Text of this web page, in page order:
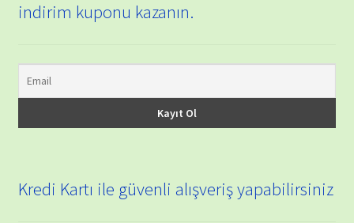
indirim kuponu kazanın.
Kredi Kartı ile güvenli alışveriş yapabilirsiniz